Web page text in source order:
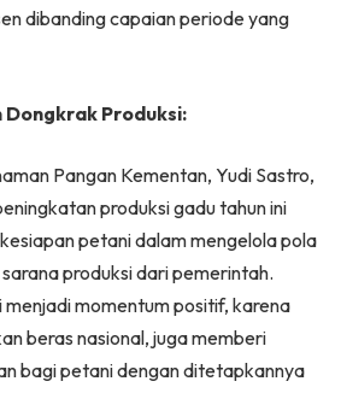
dibanding capaian periode yang
Produksi:
Pangan Kementan, Yudi Sastro,
produksi gadu tahun ini
petani dalam mengelola pola
produksi dari pemerintah.
menjadi momentum positif, karena
beras nasional, juga memberi
bagi petani dengan ditetapkannya